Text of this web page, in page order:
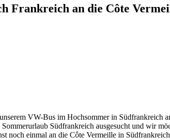
Frankreich an die Côte
VW-Bus im Hochsommer in Südfrankreich
Südfrankreich ausgesucht und wir
noch einmal an die Côte Vermeille in